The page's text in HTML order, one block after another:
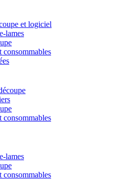
et logiciel
lames
consommables
consommables
lames
consommables